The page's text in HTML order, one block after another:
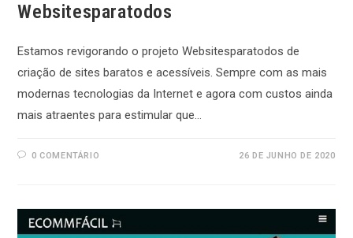
Websitesparatodos
Estamos revigorando o projeto Websitesparatodos de
criação de sites baratos e acessíveis. Sempre com as mais
modernas tecnologias da Internet e agora com custos ainda
mais atraentes para estimular que…
0 COMENTÁRIO 26 DE JUNHO DE 2020